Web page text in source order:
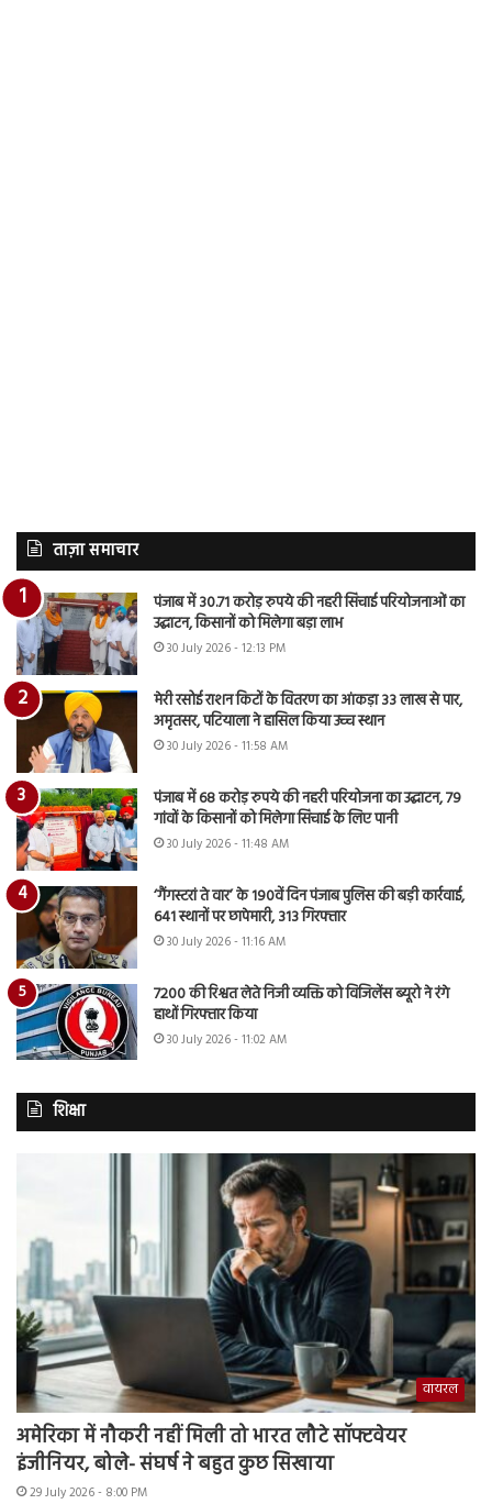
ताज़ा समाचार
पंजाब में 30.71 करोड़ रुपये की नहरी सिंचाई परियोजनाओं का
उद्घाटन, किसानों को मिलेगा बड़ा लाभ
30 July 2026 - 12:13 PM
मेरी रसोई राशन किटों के वितरण का आंकड़ा 33 लाख से पार,
अमृतसर, पटियाला ने हासिल किया उच्च स्थान
30 July 2026 - 11:58 AM
पंजाब में 68 करोड़ रुपये की नहरी परियोजना का उद्घाटन, 79
गांवों के किसानों को मिलेगा सिंचाई के लिए पानी
30 July 2026 - 11:48 AM
‘गैंगस्टरां ते वार’ के 190वें दिन पंजाब पुलिस की बड़ी कार्रवाई,
641 स्थानों पर छापेमारी, 313 गिरफ्तार
30 July 2026 - 11:16 AM
7200 की रिश्वत लेते निजी व्यक्ति को विजिलेंस ब्यूरो ने रंगे
हाथों गिरफ्तार किया
30 July 2026 - 11:02 AM
शिक्षा
वायरल
अमेरिका में नौकरी नहीं मिली तो भारत लौटे सॉफ्टवेयर
इंजीनियर, बोले- संघर्ष ने बहुत कुछ सिखाया
29 July 2026 - 8:00 PM